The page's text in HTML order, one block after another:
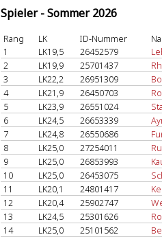
Spieler - Sommer 2026
Rang LK ID-Nummer
1
LK19,5 26452579
2
LK19,9 25701437
3
LK22,2 26951309
4
LK21,9 26450703
5
LK23,9 26551024
6
LK24,5 26653339
7
LK24,8 26550686
8
LK25,0 27254011
9
LK25,0 26853993
10
LK25,0 26453075
11
LK20,1 24801417
12
LK20,4 25902747
13
LK24,5 25301626
14
LK25,0 25101562